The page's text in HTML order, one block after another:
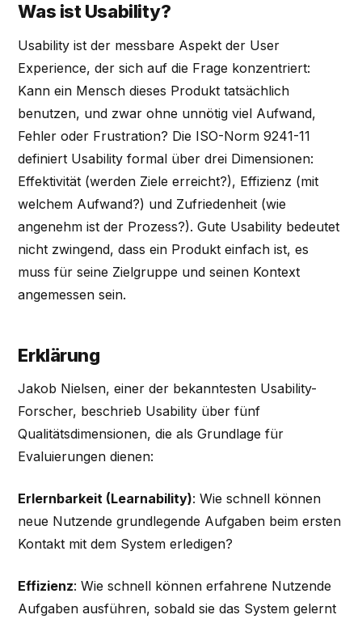
Was ist Usability?
Usability ist der messbare Aspekt der User
Experience, der sich auf die Frage konzentriert:
Kann ein Mensch dieses Produkt tatsächlich
benutzen, und zwar ohne unnötig viel Aufwand,
Fehler oder Frustration? Die ISO-Norm 9241-11
definiert Usability formal über drei Dimensionen:
Effektivität (werden Ziele erreicht?), Effizienz (mit
welchem Aufwand?) und Zufriedenheit (wie
angenehm ist der Prozess?). Gute Usability bedeutet
nicht zwingend, dass ein Produkt einfach ist, es
muss für seine Zielgruppe und seinen Kontext
angemessen sein.
Erklärung
Jakob Nielsen, einer der bekanntesten Usability-
Forscher, beschrieb Usability über fünf
Qualitätsdimensionen, die als Grundlage für
Evaluierungen dienen:
Erlernbarkeit (Learnability): Wie schnell können
neue Nutzende grundlegende Aufgaben beim ersten
Kontakt mit dem System erledigen?
Effizienz: Wie schnell können erfahrene Nutzende
Aufgaben ausführen, sobald sie das System gelernt